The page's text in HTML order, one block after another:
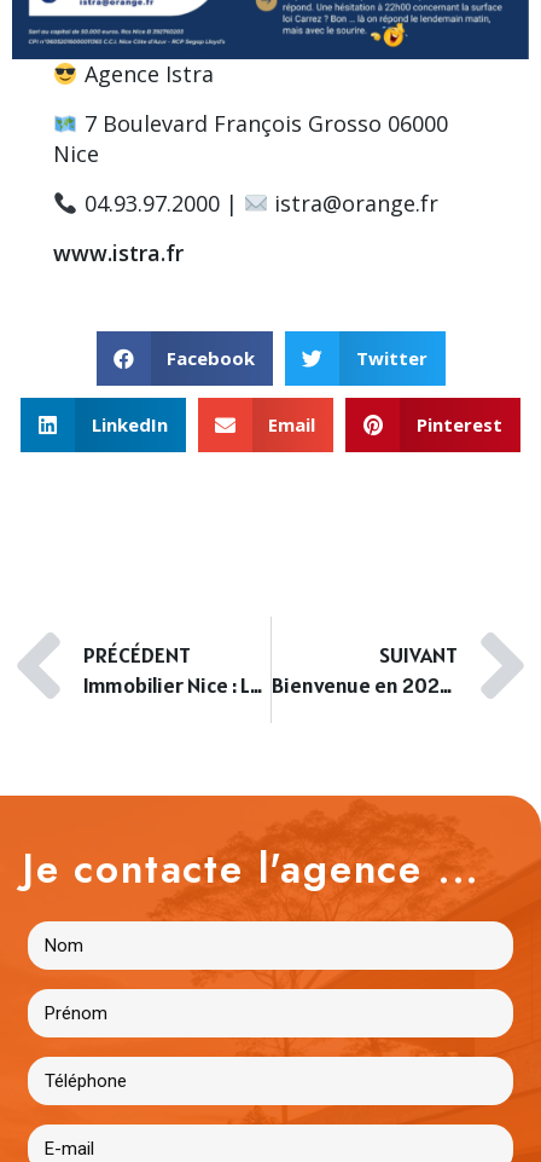
Agence Istra
7 Boulevard François Grosso 06000
Nice
04.93.97.2000 |
istra@orange.fr
www.istra.fr
Facebook Twitter
LinkedIn Email Pinterest
PRÉCÉDENT
Immobilier Nice : La rareté fait le prix
SUIVANT
Bienvenue en 2026 avec l’agence Istra
Je contacte l'agence ...